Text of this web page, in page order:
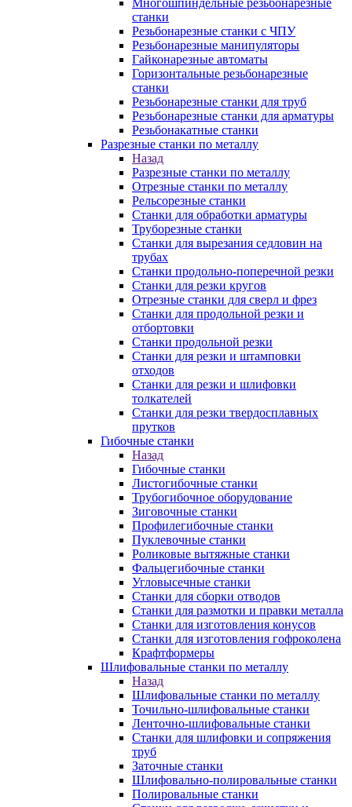
Многошпиндельные резьбонарезные
станки
Резьбонарезные станки с ЧПУ
Резьбонарезные манипуляторы
Гайконарезные автоматы
Горизонтальные резьбонарезные
станки
Резьбонарезные станки для труб
Резьбонарезные станки для арматуры
Резьбонакатные станки
Разрезные станки по металлу
Назад
Разрезные станки по металлу
Отрезные станки по металлу
Рельсорезные станки
Станки для обработки арматуры
Труборезные станки
Станки для вырезания седловин на
трубаx
Станки продольно-поперечной резки
Станки для резки кругов
Отрезные станки для сверл и фрез
Станки для продольной резки и
отбортовки
Станки продольной резки
Станки для резки и штамповки
отходов
Станки для резки и шлифовки
толкателей
Станки для резки твердосплавных
прутков
Гибочные станки
Назад
Гибочные станки
Листогибочные станки
Трубогибочное оборудование
Зиговочные станки
Профилегибочные станки
Пуклевочные станки
Роликовые вытяжные станки
Фальцегибочные станки
Угловысечные станки
Станки для сборки отводов
Станки для размотки и правки металла
Станки для изготовления конусов
Станки для изготовления гофроколена
Крафтформеры
Шлифовальные станки по металлу
Назад
Шлифовальные станки по металлу
Точильно-шлифовальные станки
Ленточно-шлифовальные станки
Станки для шлифовки и сопряжения
труб
Заточные станки
Шлифовально-полировальные станки
Полировальные станки